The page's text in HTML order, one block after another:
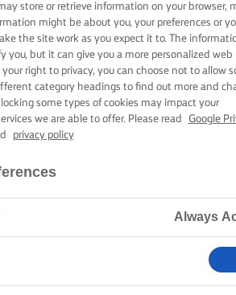
store or retrieve information on your browser,
might be about you, your preferences or
the site work as you expect it to. The
you, but it can give you a more personalized web
your right to privacy, you can choose not to allow
category headings to find out more and
some types of cookies may impact your
we are able to offer. Please read
Google
privacy policy
Always